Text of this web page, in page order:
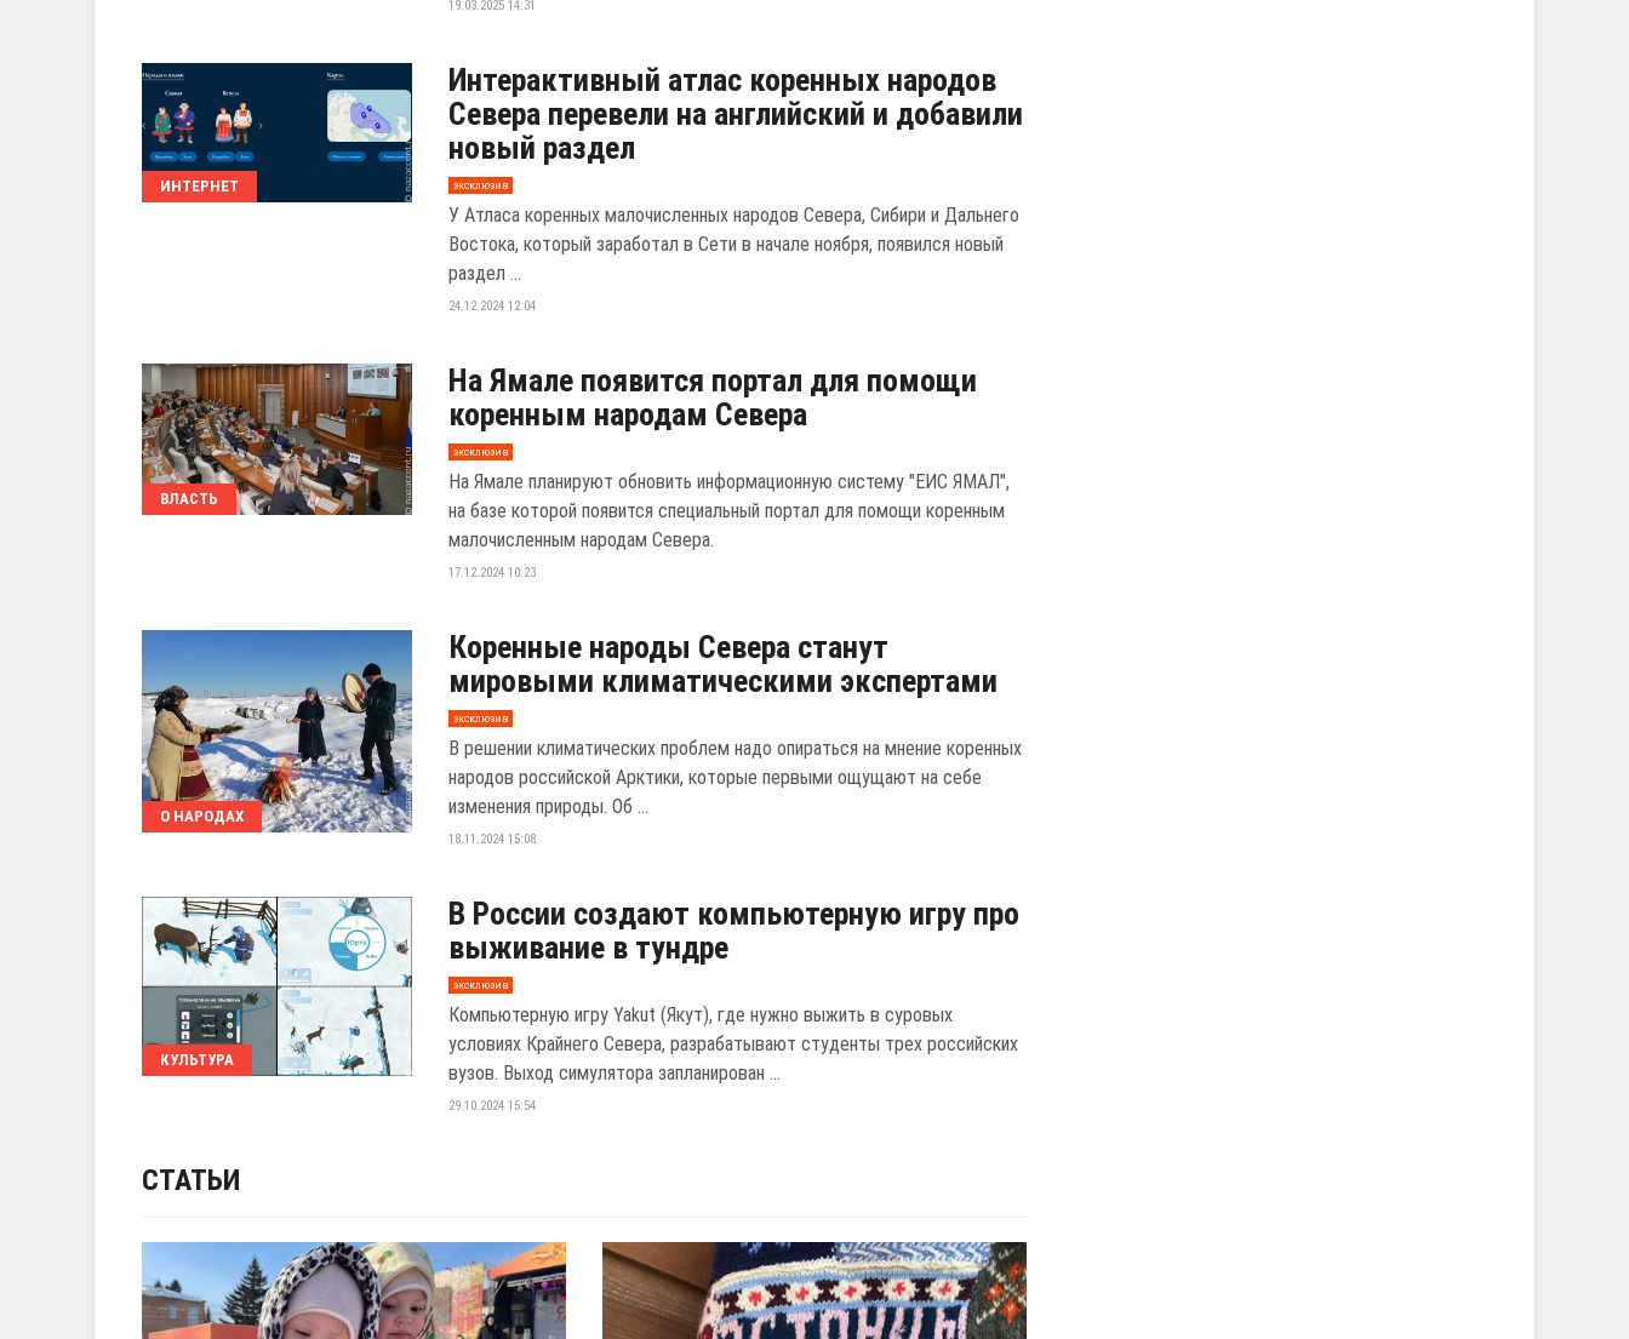
19.03.2025 14:31
ИНТЕРНЕТ
Интерактивный атлас коренных народов
Севера перевели на английский и добавили
новый раздел
эксклюзив
У Атласа коренных малочисленных народов Севера, Сибири и Дальнего
Востока, который заработал в Сети в начале ноября, появился новый
раздел ...
24.12.2024 12:04
ВЛАСТЬ
На Ямале появится портал для помощи
коренным народам Севера
эксклюзив
На Ямале планируют обновить информационную систему "ЕИС ЯМАЛ",
на базе которой появится специальный портал для помощи коренным
малочисленным народам Севера.
17.12.2024 10:23
О НАРОДАХ
Коренные народы Севера станут
мировыми климатическими экспертами
эксклюзив
В решении климатических проблем надо опираться на мнение коренных
народов российской Арктики, которые первыми ощущают на себе
изменения природы. Об ...
18.11.2024 15:08
КУЛЬТУРА
В России создают компьютерную игру про
выживание в тундре
эксклюзив
Компьютерную игру Yakut (Якут), где нужно выжить в суровых
условиях Крайнего Севера, разрабатывают студенты трех российских
вузов. Выход симулятора запланирован ...
29.10.2024 15:54
СТАТЬИ